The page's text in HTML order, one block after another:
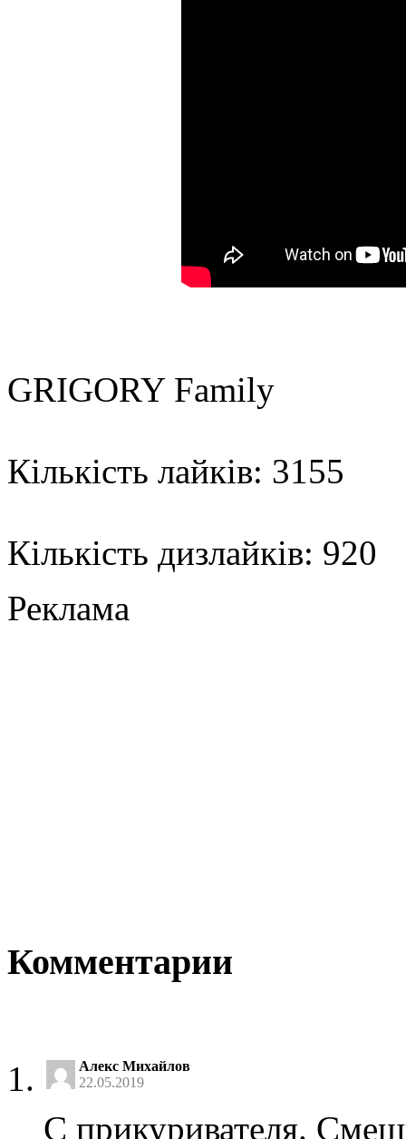
GRIGORY Family
Кількість лайків: 3155
Кількість дизлайків: 920
Реклама
Комментарии
Алекс Михайлов
22.05.2019
С прикуривателя.